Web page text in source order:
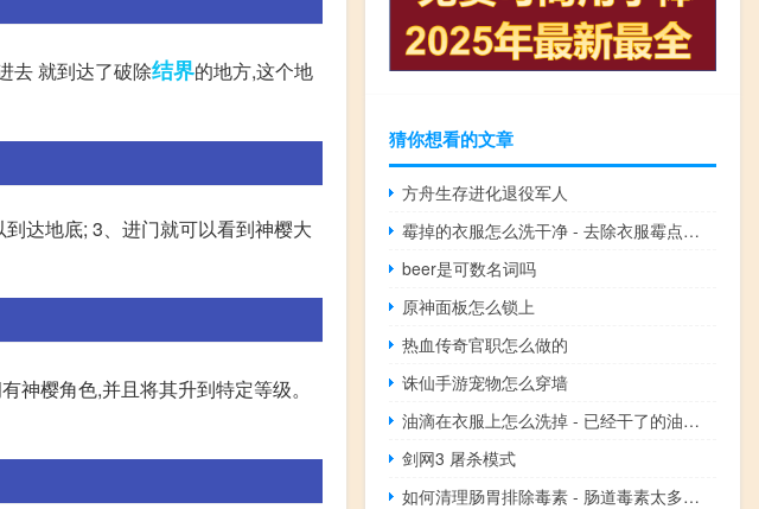
去 就到达了破除结界的地方,这个地
达地底; 3、进门就可以看到神樱大
神樱角色,并且将其升到特定等级。
猜你想看的文章
方舟生存进化退役军人
霉掉的衣服怎么洗干净 - 去除衣服霉点小妙招
beer是可数名词吗
原神面板怎么锁上
热血传奇官职怎么做的
诛仙手游宠物怎么穿墙
油滴在衣服上怎么洗掉 - 已经干了的油渍怎么去除
剑网3 屠杀模式
如何清理肠胃排除毒素 - 肠道毒素太多怎么排毒